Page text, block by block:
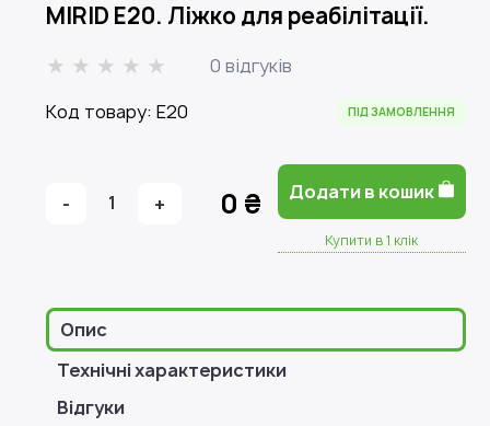
MIRID E20. Ліжко для реабілітації.
0 відгуків
Код товару: E20
ПІД ЗАМОВЛЕННЯ
- 1 + 0 ₴ Додати в кошик
Купити в 1 клік
Опис
Технічні характеристики
Відгуки